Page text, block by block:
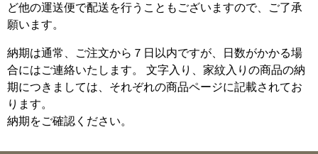
ど他の運送便で配送を行うこともございますので、ご了承
願います。
納期は通常、ご注文から７日以内ですが、日数がかかる場
合にはご連絡いたします。 文字入り、家紋入りの商品の納
期につきましては、それぞれの商品ページに記載されてお
ります。
納期をご確認ください。